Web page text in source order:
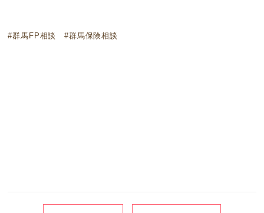
#群馬FP相談 #群馬保険相談